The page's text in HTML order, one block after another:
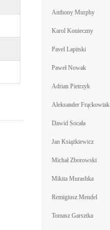
Anthony Murphy
Karol Konieczny
Pavel Lapitski
Paweł Nowak
Adrian Pietrzyk
Aleksander Frąckowiak
Dawid Socała
Jan Książkiewicz
Michał Zborowski
Mikita Murashka
Remigiusz Mendel
Tomasz Garsztka